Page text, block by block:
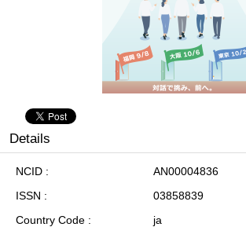
Details
NCID
AN00004836
ISSN
03858839
Country Code
ja